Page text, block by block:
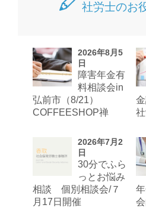
社労士のお
2026年8月5
日
障害年金有
料相談会in
弘前市（8/21）
COFFEESHOP禅
2026年7月2
日
30分でふら
っとお悩み
相談 個別相談会/７
月17日開催